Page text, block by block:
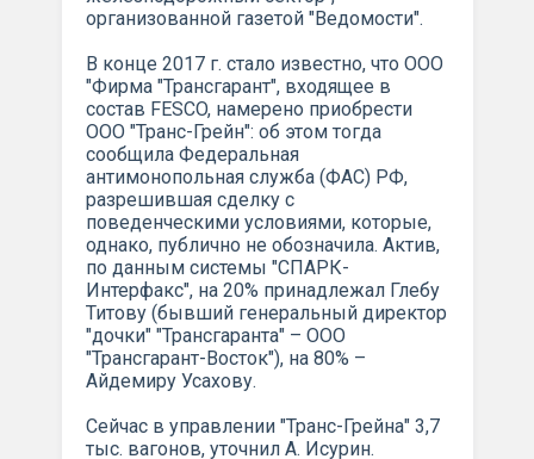
организованной газетой "Ведомости".
В конце 2017 г. стало известно, что ООО
"Фирма "Трансгарант", входящее в
состав FESCO, намерено приобрести
ООО "Транс-Грейн": об этом тогда
сообщила Федеральная
антимонопольная служба (ФАС) РФ,
разрешившая сделку с
поведенческими условиями, которые,
однако, публично не обозначила. Актив,
по данным системы "СПАРК-
Интерфакс", на 20% принадлежал Глебу
Титову (бывший генеральный директор
"дочки" "Трансгаранта" – ООО
"Трансгарант-Восток"), на 80% –
Айдемиру Усахову.
Сейчас в управлении "Транс-Грейна" 3,7
тыс. вагонов, уточнил А. Исурин.